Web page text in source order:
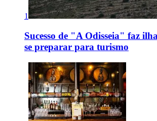
1
Sucesso de "A Odisseia" faz
se preparar para turismo